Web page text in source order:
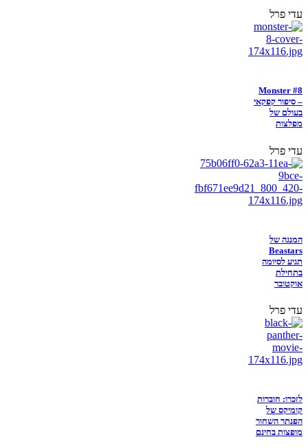
עדי פרל
Monster #8
– סיפור קפקאי
בעולם של
מפלצות
עדי פרל
המנגה של
Beastars
תגיע לסיומה
בתחילת
אוקטובר
עדי פרל
לזכרו: חוברות
קומיקס של
הפנתר השחור
מופצות בחינם